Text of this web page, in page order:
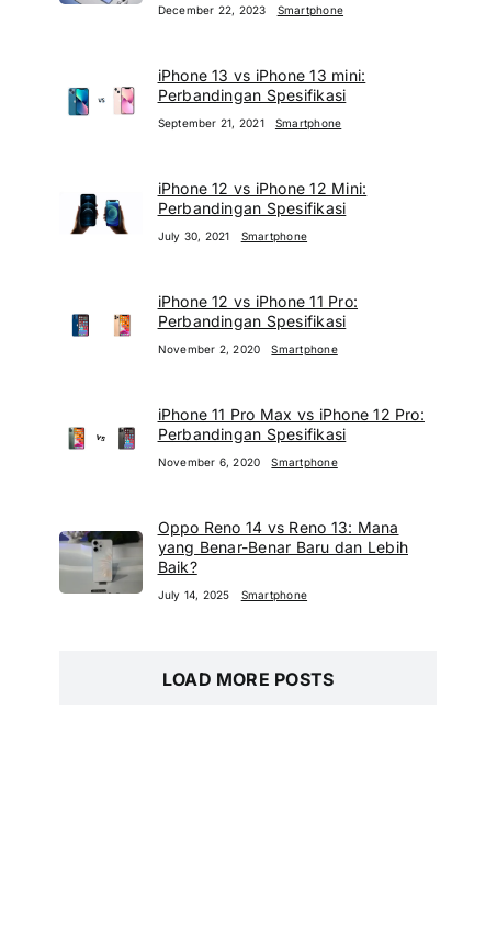
December 22, 2023 Smartphone
iPhone 13 vs iPhone 13 mini:
Perbandingan Spesifikasi
September 21, 2021 Smartphone
iPhone 12 vs iPhone 12 Mini:
Perbandingan Spesifikasi
July 30, 2021 Smartphone
iPhone 12 vs iPhone 11 Pro:
Perbandingan Spesifikasi
November 2, 2020 Smartphone
iPhone 11 Pro Max vs iPhone 12 Pro:
Perbandingan Spesifikasi
November 6, 2020 Smartphone
Oppo Reno 14 vs Reno 13: Mana
yang Benar-Benar Baru dan Lebih
Baik?
July 14, 2025 Smartphone
LOAD MORE POSTS